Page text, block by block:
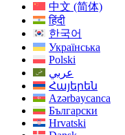
中文 (简体)
हिंदी
한국어
Українська
Polski
عربي
Հայերեն
Azərbaycanca
Български
Hrvatski